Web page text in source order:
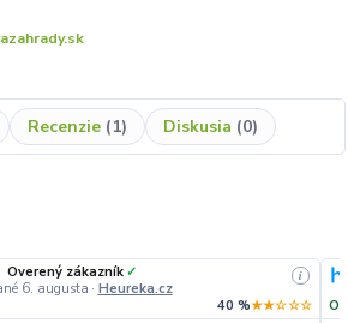
Recenzie 1 Diskusia 0
Overený zákazník ✓
6. augusta · Heureka.cz
i
40 %★★☆☆☆